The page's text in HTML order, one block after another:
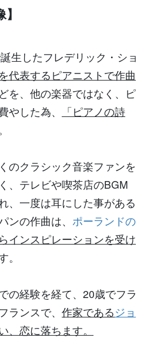
生したフレデリック・ショ
代表するピアニストで作曲
を、他の楽器ではなく、ピ
やした為、
「ピアノの詩
のクラシック音楽ファンを
、テレビや喫茶店のBGM
、一度は耳にした事がある
ンの作曲は、 ポーランドの
インスピレーションを受け
。
の経験を経て、20歳でフラ
ランスで、 作家であるジョ
、恋に落ちます。